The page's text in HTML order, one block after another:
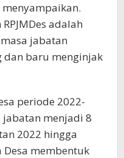
menyampaikan.
adalah
jabatan
dan baru menginjak
periode 2022-
menjadi 8
2022 hingga
Desa membentuk